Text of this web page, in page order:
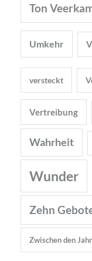
Ton
Umkehr
versteckt
Vertreibung
Wahrheit
Wunder
Zehn
Zwischen den